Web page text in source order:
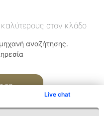
Live chat
στον κλάδο
αναζήτησης.